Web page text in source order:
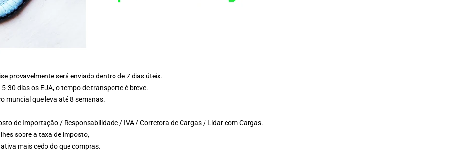
provavelmente será enviado dentro de 7 dias úteis.
30 dias os EUA, o tempo de transporte é breve.
mundial que leva até 8 semanas.
de Importação / Responsabilidade / IVA / Corretora de Cargas / Lidar com Cargas.
sobre a taxa de imposto,
mais cedo do que compras.